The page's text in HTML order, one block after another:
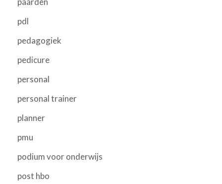
pdl
pedagogiek
pedicure
personal
personal trainer
planner
pmu
podium voor onderwijs
post hbo